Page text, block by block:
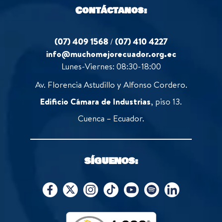
Contáctanos:
(07) 409 1568 /(07) 410 4227
info@muchomejorecuador.org.ec
Lunes-Viernes: 08:30-18:00
Av. Florencia Astudillo y Alfonso Cordero.
Edificio Cámara de Industrias, piso 13.
Cuenca – Ecuador.
SÍGUENOS: